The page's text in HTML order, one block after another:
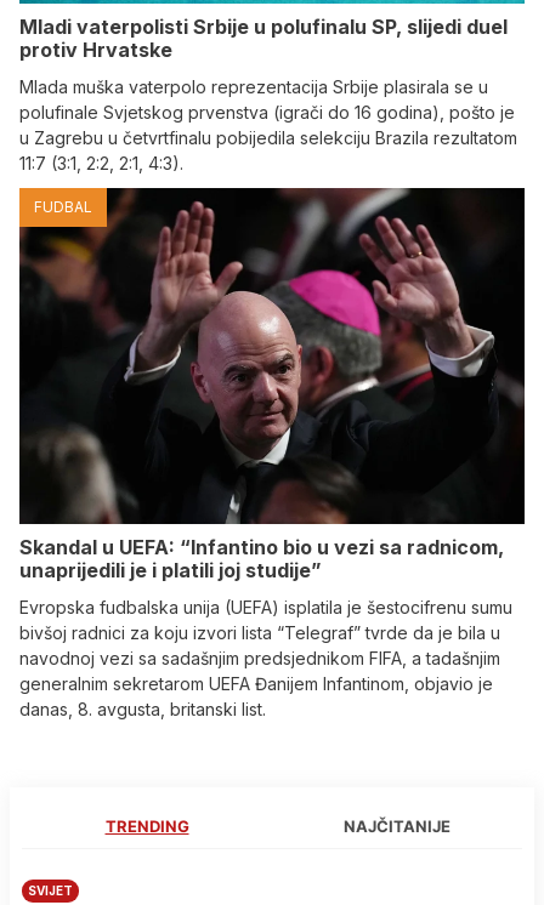
Mladi vaterpolisti Srbije u polufinalu SP, slijedi duel
protiv Hrvatske
Mlada muška vaterpolo reprezentacija Srbije plasirala se u
polufinale Svjetskog prvenstva (igrači do 16 godina), pošto je
u Zagrebu u četvrtfinalu pobijedila selekciju Brazila rezultatom
11:7 (3:1, 2:2, 2:1, 4:3).
FUDBAL
Skandal u UEFA: “Infantino bio u vezi sa radnicom,
unaprijedili je i platili joj studije”
Evropska fudbalska unija (UEFA) isplatila je šestocifrenu sumu
bivšoj radnici za koju izvori lista “Telegraf” tvrde da je bila u
navodnoj vezi sa sadašnjim predsjednikom FIFA, a tadašnjim
generalnim sekretarom UEFA Đanijem Infantinom, objavio je
danas, 8. avgusta, britanski list.
TRENDING NAJČITANIJE
SVIJET